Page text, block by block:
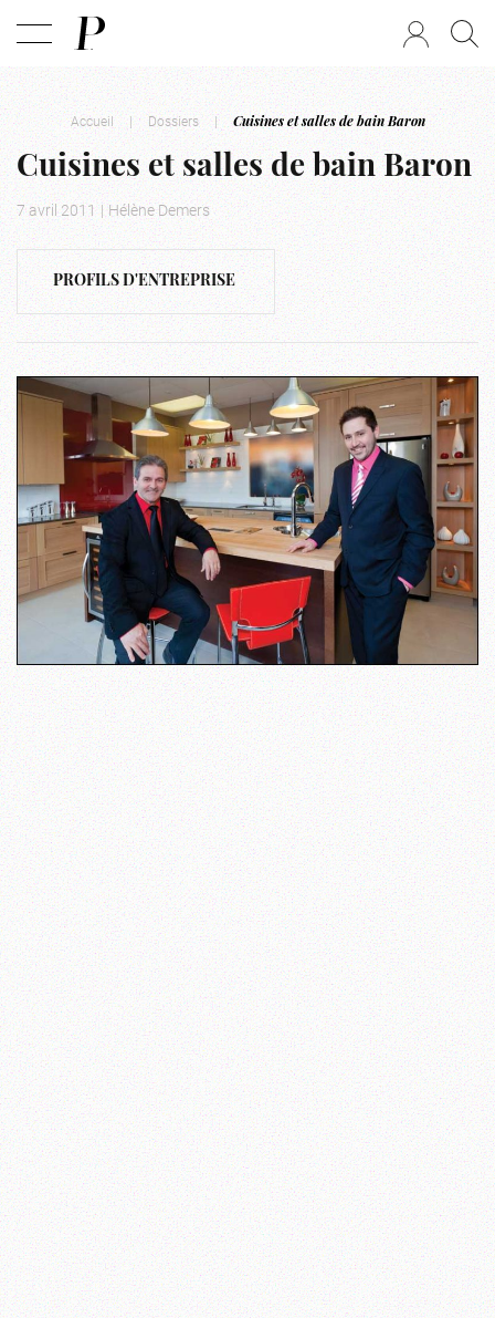
Accueil | Dossiers | Cuisines et salles de bain Baron
Cuisines et salles de bain Baron
7 avril 2011 | Hélène Demers
PROFILS D'ENTREPRISE